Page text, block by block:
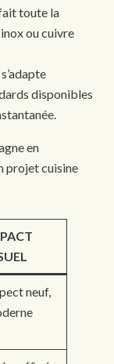
toute la
ou cuivre
s’adapte
disponibles
en
projet cuisine
neuf,